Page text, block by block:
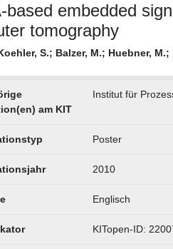
based embedded
tomography
S.; Balzer, M.; Huebner, M.;
am KIT
Institut für
Poster
2010
Englisch
KITopen-ID: